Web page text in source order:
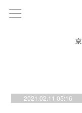
2021.02.11 05:16